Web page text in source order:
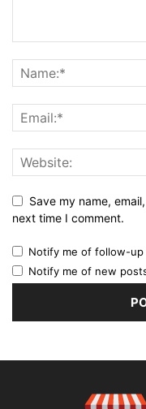
Save my name,
next time I comment.
Notify me of follow-up
Notify me of new